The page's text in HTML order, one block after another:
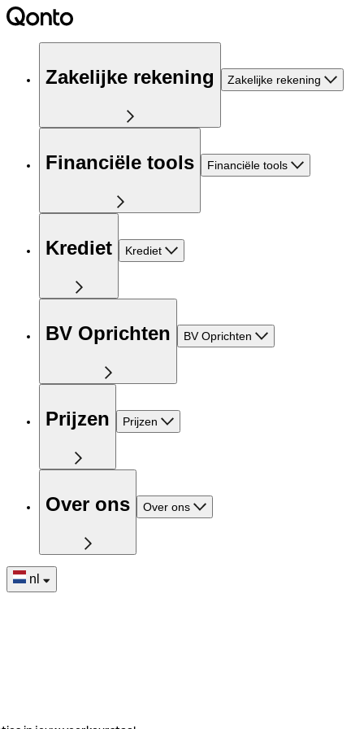
Zakelijke rekening Zakelijke rekening
Financiële tools Financiële tools
Krediet Krediet
BV Oprichten BV Oprichten
Prijzen Prijzen
Over ons Over ons
nl